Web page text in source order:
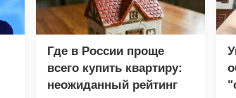
Где в России проще
всего купить квартиру:
неожиданный рейтинг